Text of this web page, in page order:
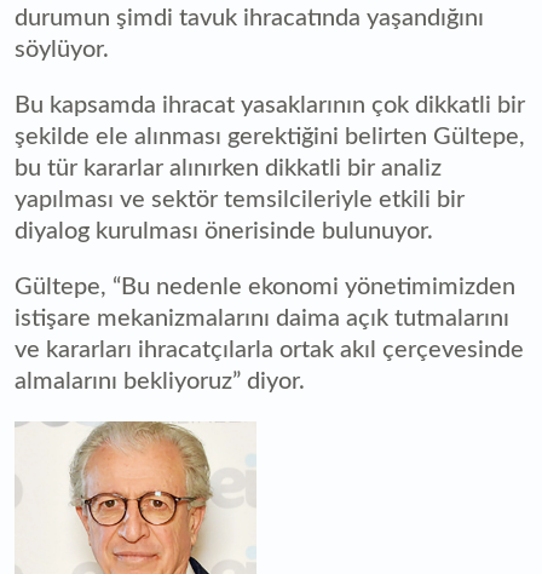
durumun şimdi tavuk ihracatında yaşandığını
söylüyor.
Bu kapsamda ihracat yasaklarının çok dikkatli bir
şekilde ele alınması gerektiğini belirten Gültepe,
bu tür kararlar alınırken dikkatli bir analiz
yapılması ve sektör temsilcileriyle etkili bir
diyalog kurulması önerisinde bulunuyor.
Gültepe, “Bu nedenle ekonomi yönetimimizden
istişare mekanizmalarını daima açık tutmalarını
ve kararları ihracatçılarla ortak akıl çerçevesinde
almalarını bekliyoruz” diyor.